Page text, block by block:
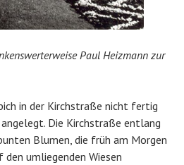
Paul Heizmann zur
in der Kirchstraße nicht fertig
Die Kirchstraße entlang
Blumen, die früh am Morgen
umliegenden Wiesen